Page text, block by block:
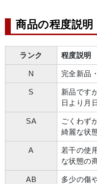
商品の程度説明
ランク 程度説明
N 完全新品
S
新品です
日より月
SA
ごくわず
綺麗な状
A
若干の使
な状態の
AB
多少の傷